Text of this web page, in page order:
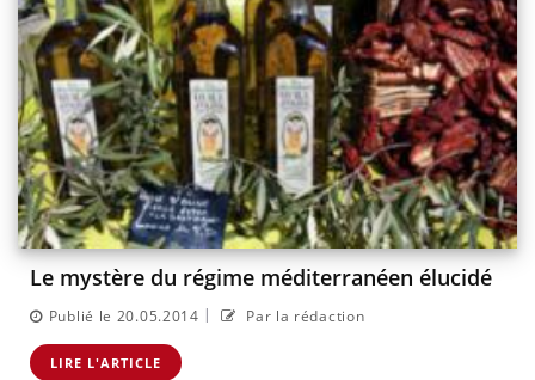
Le mystère du régime méditerranéen élucidé
Publié le 20.05.2014 | Par la rédaction
LIRE L'ARTICLE